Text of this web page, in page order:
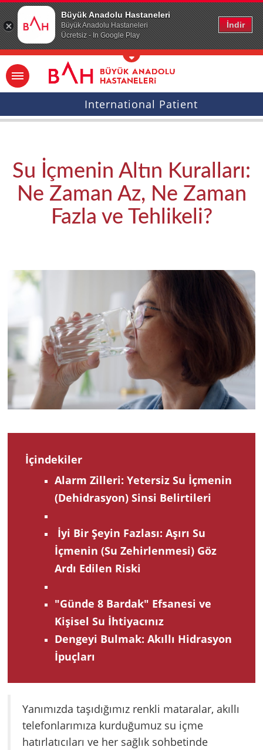
Büyük Anadolu Hastaneleri
Büyük Anadolu Hastaneleri
Ücretsiz - In Google Play
İndir
Ana icerige atla
International Patient
Su İçmenin Altın Kuralları:
Ne Zaman Az, Ne Zaman
Fazla ve Tehlikeli?
İçindekiler
Alarm Zilleri: Yetersiz Su İçmenin
(Dehidrasyon) Sinsi Belirtileri
İyi Bir Şeyin Fazlası: Aşırı Su
İçmenin (Su Zehirlenmesi) Göz
Ardı Edilen Riski
"Günde 8 Bardak" Efsanesi ve
Kişisel Su İhtiyacınız
Dengeyi Bulmak: Akıllı Hidrasyon
İpuçları
Yanımızda taşıdığımız renkli mataralar, akıllı
telefonlarımıza kurduğumuz su içme
hatırlatıcıları ve her sağlık sohbetinde